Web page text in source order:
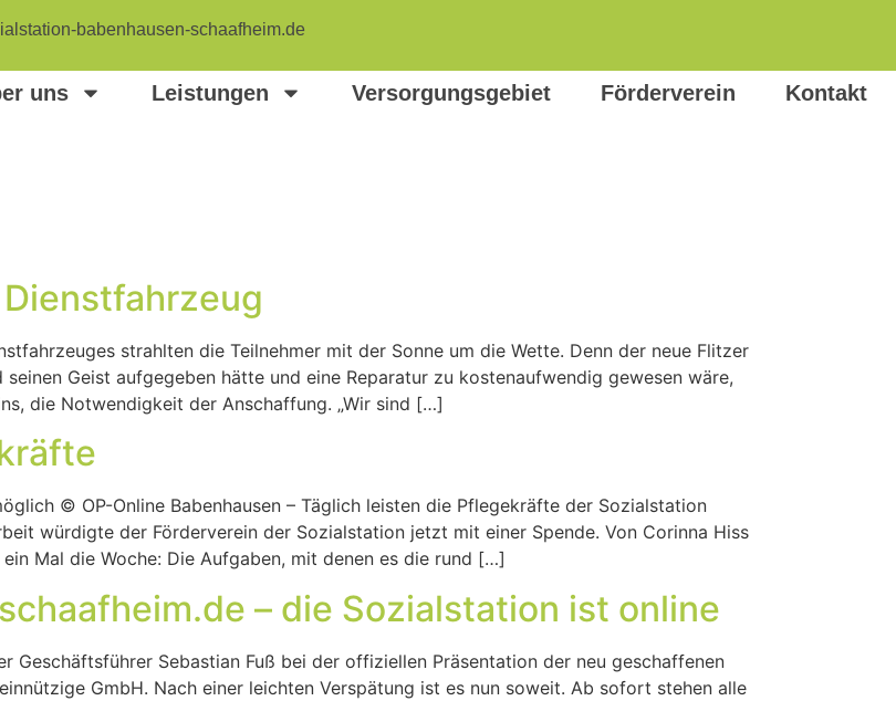
babenhausen-schaafheim.de
uns Leistungen Versorgungsgebiet Förderverein Kontakt
strahlten die Teilnehmer mit der Sonne um die Wette. Denn der neue Flitzer
Geist aufgegeben hätte und eine Reparatur zu kostenaufwendig gewesen wäre,
die Notwendigkeit der Anschaffung. „Wir sind […]
© OP-Online Babenhausen – Täglich leisten die Pflegekräfte der Sozialstation
würdigte der Förderverein der Sozialstation jetzt mit einer Spende. Von Corinna Hiss
Mal die Woche: Die Aufgaben, mit denen es die rund […]
– die Sozialstation ist online
Geschäftsführer Sebastian Fuß bei der offiziellen Präsentation der neu geschaffenen
GmbH. Nach einer leichten Verspätung ist es nun soweit. Ab sofort stehen alle